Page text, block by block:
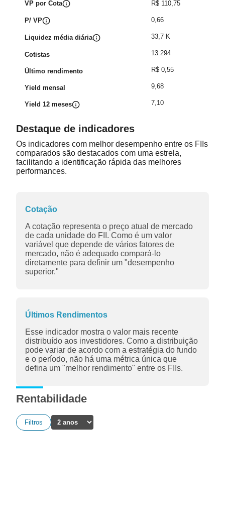
VP por Cota
P/ VP
Liquidez média diária
Cotistas
Último rendimento
Yield mensal
Yield 12 meses
R$ 110,75
0,66
33,7 K
13.294
R$ 0,55
9,68
7,10
Destaque de indicadores
Os indicadores com melhor desempenho entre os FIIs
comparados são destacados com uma estrela,
facilitando a identificação rápida das melhores
performances.
Cotação
A cotação representa o preço atual de mercado
de cada unidade do FII. Como é um valor
variável que depende de vários fatores de
mercado, não é adequado compará-lo
diretamente para definir um "desempenho
superior."
Últimos Rendimentos
Esse indicador mostra o valor mais recente
distribuído aos investidores. Como a distribuição
pode variar de acordo com a estratégia do fundo
e o período, não há uma métrica única que
defina um "melhor rendimento" entre os FIIs.
Rentabilidade
Filtros